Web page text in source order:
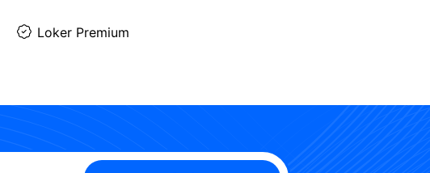
Loker Premium